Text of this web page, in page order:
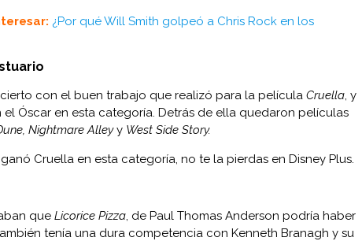
¿Por qué Will Smith golpeó a Chris Rock en los
con el buen trabajo que realizó para la película Cruella, y
Óscar en esta categoría. Detrás de ella quedaron películas
Nightmare Alleyy West Side Story.
Cruella en esta categoría, no te la pierdas en Disney Plus.
que Licorice Pizza, de Paul Thomas Anderson podría haber
tenía una dura competencia con Kenneth Branagh y su